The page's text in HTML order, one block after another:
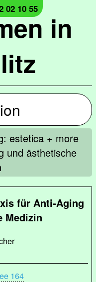
in
02 10 55
estetica + more
und ästhetische
für Anti-Aging
Medizin
164